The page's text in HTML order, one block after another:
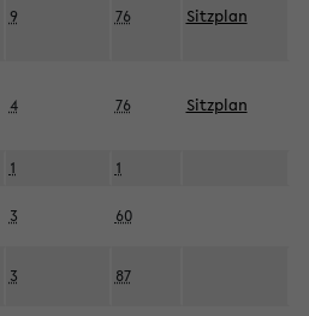
9 76 Sitzplan
4 76 Sitzplan
1 1
3 60
3 87